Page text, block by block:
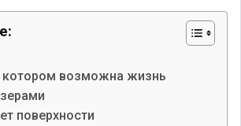
котором возможна жизнь
поверхности